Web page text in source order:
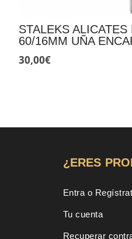
STALEKS ALICATES
60/16MM UÑA
30,00€
¿ERES
Entra o
Tu cuenta
Recuperar